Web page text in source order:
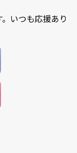
いつも応援あり